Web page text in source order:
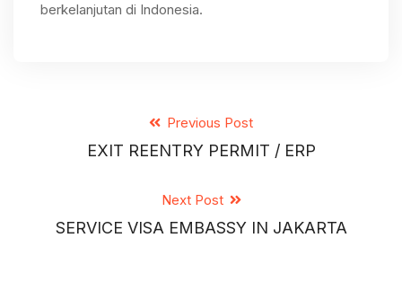
berkelanjutan di Indonesia.
Previous Post
EXIT REENTRY PERMIT / ERP
Next Post
SERVICE VISA EMBASSY IN JAKARTA